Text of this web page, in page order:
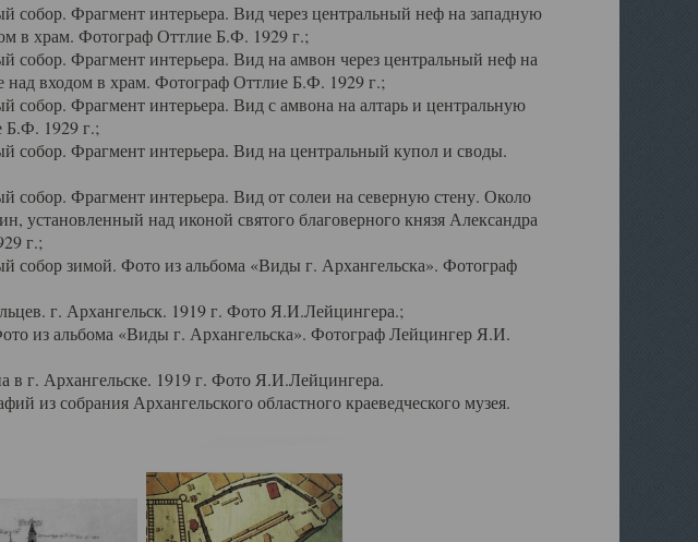
Фрагмент интерьера. Вид через центральный неф на западную
в храм. Фотограф Оттлие Б.Ф. 1929 г.;
Фрагмент интерьера. Вид на амвон через центральный неф на
над входом в храм. Фотограф Оттлие Б.Ф. 1929 г.;
Фрагмент интерьера. Вид с амвона на алтарь и центральную
Б.Ф. 1929 г.;
Фрагмент интерьера. Вид на центральный купол и своды.
Фрагмент интерьера. Вид от солеи на северную стену. Около
установленный над иконой святого благоверного князя Александра
г.;
зимой. Фото из альбома «Виды г. Архангельска». Фотограф
г. Архангельск. 1919 г. Фото Я.И.Лейцингера.;
из альбома «Виды г. Архангельска». Фотограф Лейцингер Я.И.
в г. Архангельске. 1919 г. Фото Я.И.Лейцингера.
из собрания Архангельского областного краеведческого музея.